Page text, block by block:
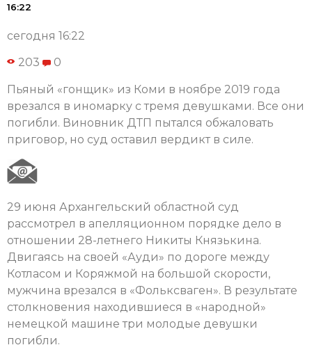
16:22
сегодня 16:22
203 0
Пьяный «гонщик» из Коми в ноябре 2019 года
врезался в иномарку с тремя девушками. Все они
погибли. Виновник ДТП пытался обжаловать
приговор, но суд оставил вердикт в силе.
29 июня Архангельский областной суд
рассмотрел в апелляционном порядке дело в
отношении 28-летнего Никиты Князькина.
Двигаясь на своей «Ауди» по дороге между
Котласом и Коряжмой на большой скорости,
мужчина врезался в «Фольксваген». В результате
столкновения находившиеся в «народной»
немецкой машине три молодые девушки
погибли.